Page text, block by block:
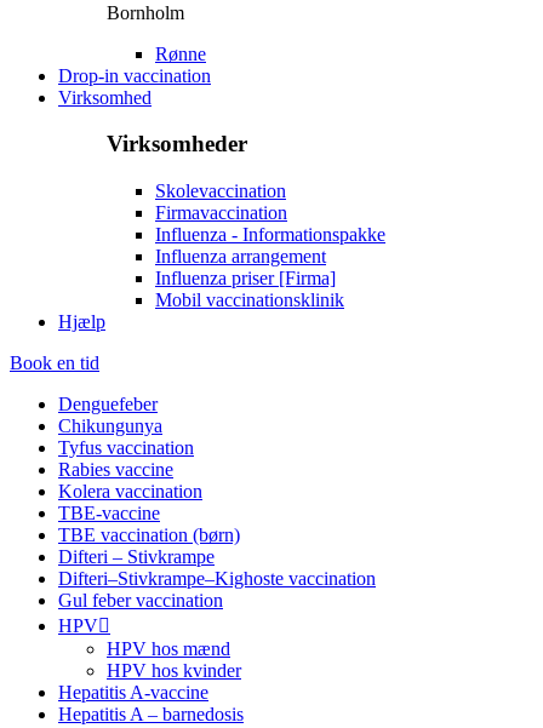
Bornholm
Rønne
Drop-in vaccination
Virksomhed
Virksomheder
Skolevaccination
Firmavaccination
Influenza - Informationspakke
Influenza arrangement
Influenza priser [Firma]
Mobil vaccinationsklinik
Hjælp
Book en tid
Denguefeber
Chikungunya
Tyfus vaccination
Rabies vaccine
Kolera vaccination
TBE-vaccine
TBE vaccination (børn)
Difteri – Stivkrampe
Difteri–Stivkrampe–Kighoste vaccination
Gul feber vaccination
HPV
HPV hos mænd
HPV hos kvinder
Hepatitis A-vaccine​
Hepatitis A – barnedosis